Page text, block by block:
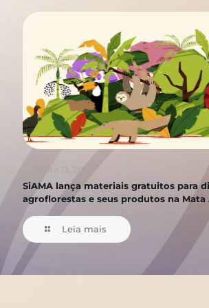
fevereiro 13, 2023
SiAMA lança materiais gratuitos para
agroflorestas e seus produtos na
Leia mais